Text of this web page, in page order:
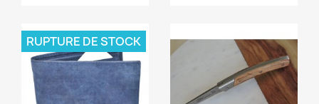
RUPTURE DE STOCK